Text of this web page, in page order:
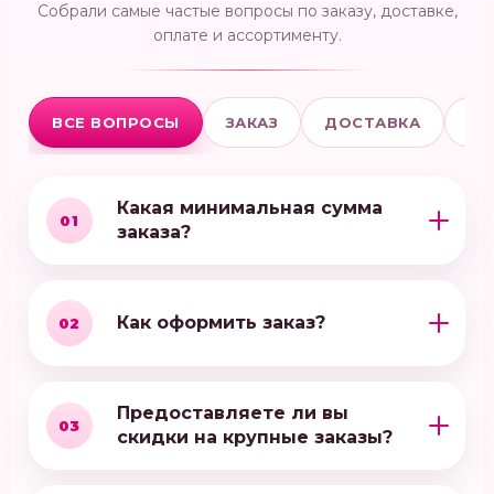
Собрали самые частые вопросы по заказу, доставке,
оплате и ассортименту.
ВСЕ ВОПРОСЫ ЗАКАЗ ДОСТАВКА
01
Какая минимальная сумма
заказа?
02 Как оформить заказ?
03
Предоставляете ли вы
скидки на крупные заказы?